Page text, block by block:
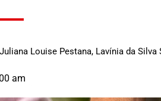
Juliana Louise Pestana, Lavínia da Silva
am